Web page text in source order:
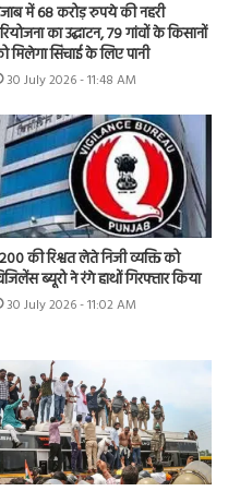
में 68 करोड़ रुपये की नहरी
का उद्घाटन, 79 गांवों के किसानों
मिलेगा सिंचाई के लिए पानी
30 July 2026 - 11:48 AM
की रिश्वत लेते निजी व्यक्ति को
ब्यूरो ने रंगे हाथों गिरफ्तार किया
30 July 2026 - 11:02 AM